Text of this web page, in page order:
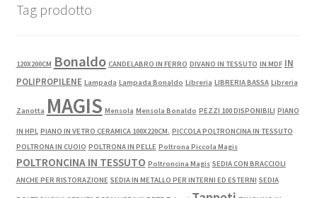
Tag prodotto
120X200CM Bonaldo CANDELABRO IN FERRO DIVANO IN TESSUTO IN MDF IN
POLIPROPILENE Lampada Lampada Bonaldo Libreria LIBRERIA BASSA Libreria
Zanotta MAGIS Mensola Mensola Bonaldo PEZZI 100 DISPONIBILI PIANO
IN HPL PIANO IN VETRO CERAMICA 100X220CM. PICCOLA POLTRONCINA IN TESSUTO
POLTRONA IN CUOIO POLTRONA IN PELLE Poltrona Piccola Magis
POLTRONCINA IN TESSUTO Poltroncina Magis SEDIA CON BRACCIOLI
ANCHE PER RISTORAZIONE SEDIA IN METALLO PER INTERNI ED ESTERNI SEDIA